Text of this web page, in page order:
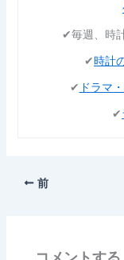
✔︎毎週、時
✔︎時計
✔︎ ドラマ
✔︎
前